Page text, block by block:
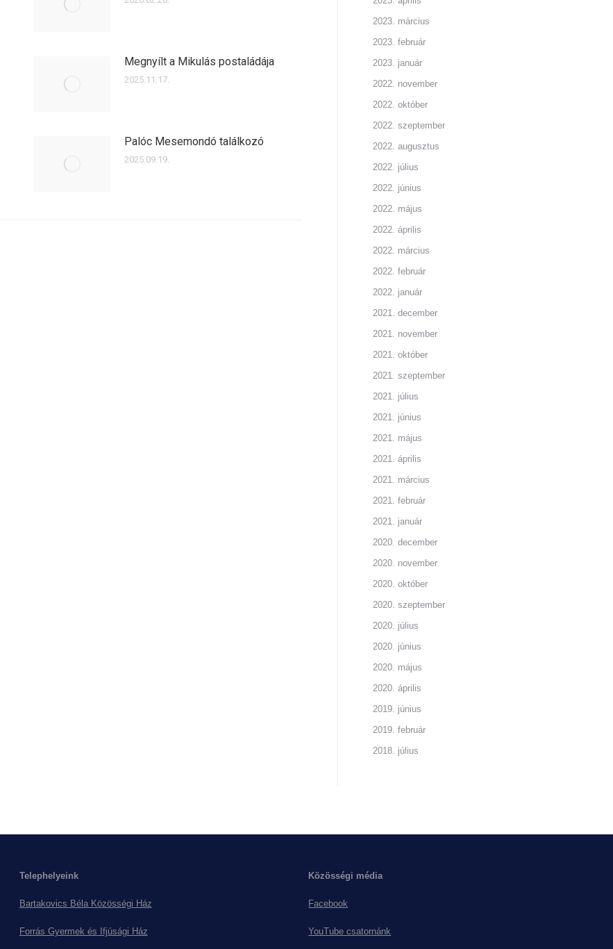
Megnyílt a Mikulás postaládája
2025.11.17.
Palóc Mesemondó találkozó
2025.09.19.
2023. március
2023. február
2023. január
2022. november
2022. október
2022. szeptember
2022. augusztus
2022. július
2022. június
2022. május
2022. április
2022. március
2022. február
2022. január
2021. december
2021. november
2021. október
2021. szeptember
2021. július
2021. június
2021. május
2021. április
2021. március
2021. február
2021. január
2020. december
2020. november
2020. október
2020. szeptember
2020. július
2020. június
2020. május
2020. április
2019. június
2019. február
2018. július
Telephelyeink
Bartakovics Béla Közösségi Ház
Forrás Gyermek és Ifjúsági Ház
Közösségi média
Facebook
YouTube csatornánk